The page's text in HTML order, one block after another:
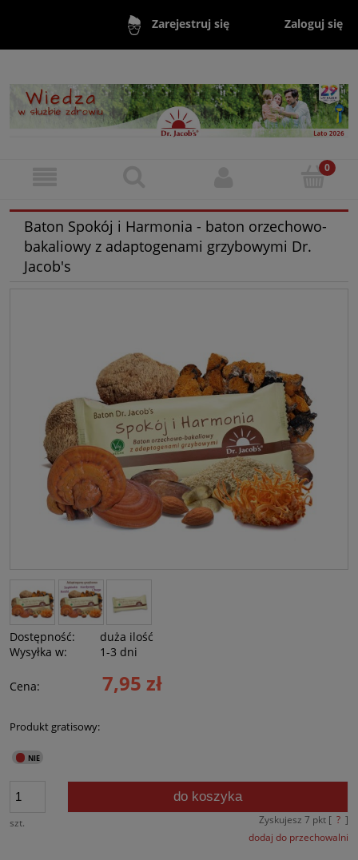
Zarejestruj się Zaloguj się
Baton Spokój i Harmonia - baton orzechowo-
bakaliowy z adaptogenami grzybowymi Dr.
Jacob's
Dostępność:
duża ilość
Wysyłka w:
1-3 dni
Cena: 7,95 zł
Produkt gratisowy:
szt.
do koszyka
Zyskujesz 7 pkt [ ? ]
dodaj do przechowalni